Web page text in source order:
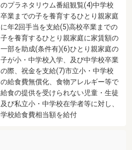
のプラネタリウム番組観覧(4)中学校
卒業までの子を養育するひとり親家庭
に年2回手当を支給(5)高校卒業までの
子を養育するひとり親家庭に家賃額の
一部を助成(条件有)(6)ひとり親家庭の
子が小・中学校入学、及び中学校卒業
の際、祝金を支給(7)市立小・中学校
の給食費無償化、食物アレルギー等で
給食の提供を受けられない児童・生徒
及び私立小・中学校在学者等に対し、
学校給食費相当額を給付